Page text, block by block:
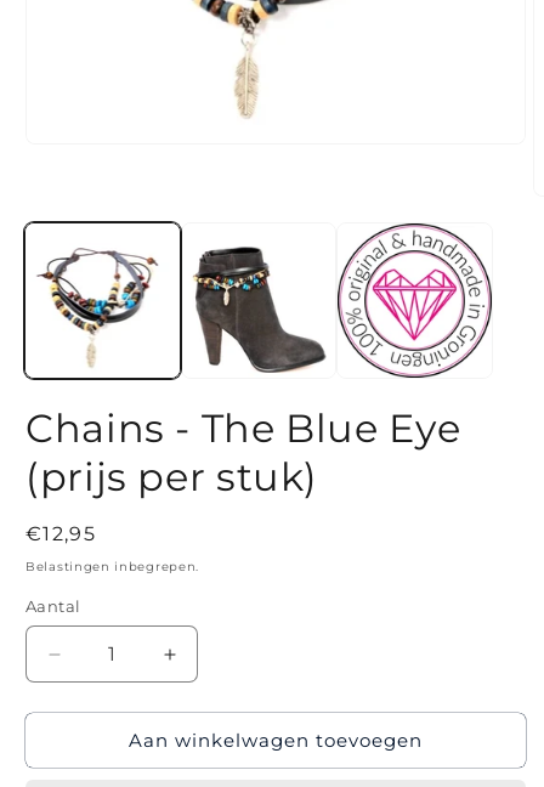
modaal
Chains - The Blue Eye
(prijs per stuk)
Normale
prijs
€12,95
Belastingen inbegrepen.
Aantal
Aantal
verlagen
voor
-
Aantal
verhogen
voor
Chains
-
Aan winkelwagen toevoegen